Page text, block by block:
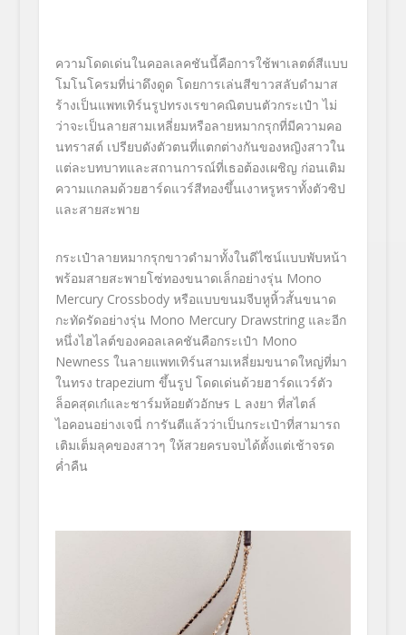
ความโดดเด่นในคอลเลคชันนี้คือการใช้พาเลตต์สีแบบ
โมโนโครมที่น่าดึงดูด โดยการเล่นสีขาวสลับดำมาส
ร้างเป็นแพทเทิร์นรูปทรงเรขาคณิตบนตัวกระเป๋า ไม่
ว่าจะเป็นลายสามเหลี่ยมหรือลายหมากรุกที่มีความคอ
นทราสต์ เปรียบดังตัวตนที่แตกต่างกันของหญิงสาวใน
แต่ละบทบาทและสถานการณ์ที่เธอต้องเผชิญ ก่อนเติม
ความแกลมด้วยฮาร์ดแวร์สีทองขึ้นเงาหรูหราทั้งตัวซิป
และสายสะพาย
กระเป๋าลายหมากรุกขาวดำมาทั้งในดีไซน์แบบพับหน้า
พร้อมสายสะพายโซ่ทองขนาดเล็กอย่างรุ่น Mono
Mercury Crossbody หรือแบบขนมจีบหูหิ้วสั้นขนาด
กะทัดรัดอย่างรุ่น Mono Mercury Drawstring และอีก
หนึ่งไฮไลต์ของคอลเลคชันคือกระเป๋า Mono
Newness ในลายแพทเทิร์นสามเหลี่ยมขนาดใหญ่ที่มา
ในทรง trapezium ขึ้นรูป โดดเด่นด้วยฮาร์ดแวร์ตัว
ล็อคสุดเก๋และชาร์มห้อยตัวอักษร L ลงยา ที่สไตล์
ไอคอนอย่างเจนี่ การันตีแล้วว่าเป็นกระเป๋าที่สามารถ
เติมเต็มลุคของสาวๆ ให้สวยครบจบได้ตั้งแต่เช้าจรด
ค่ำคืน